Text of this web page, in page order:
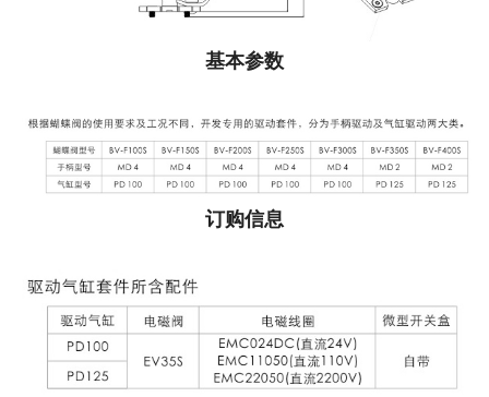
基本参数
订购信息